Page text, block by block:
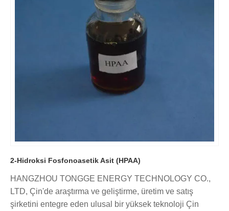
2-Hidroksi Fosfonoasetik Asit (HPAA)
HANGZHOU TONGGE ENERGY TECHNOLOGY CO.,
LTD, Çin'de araştırma ve geliştirme, üretim ve satış
şirketini entegre eden ulusal bir yüksek teknoloji Çin